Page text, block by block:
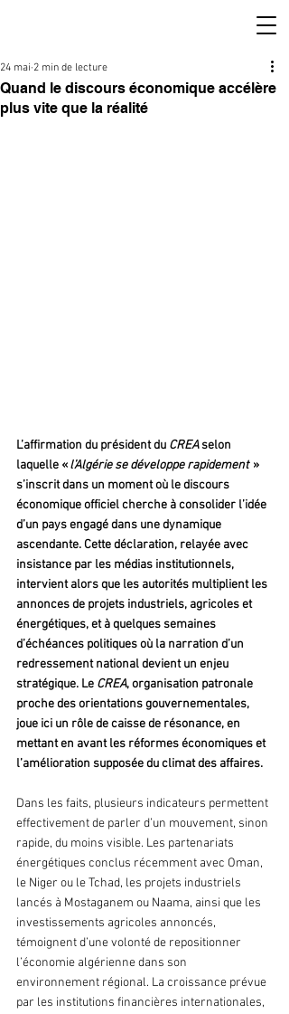
Quand le discours économique accélère
plus vite que la réalité
24 mai 2 min de lecture
L’affirmation du président du CREA selon
laquelle « l’Algérie se développe rapidement »
s’inscrit dans un moment où le discours
économique officiel cherche à consolider l’idée
d’un pays engagé dans une dynamique
ascendante. Cette déclaration, relayée avec
insistance par les médias institutionnels,
intervient alors que les autorités multiplient les
annonces de projets industriels, agricoles et
énergétiques, et à quelques semaines
d’échéances politiques où la narration d’un
redressement national devient un enjeu
stratégique. Le CREA, organisation patronale
proche des orientations gouvernementales,
joue ici un rôle de caisse de résonance, en
mettant en avant les réformes économiques et
l’amélioration supposée du climat des affaires.
Dans les faits, plusieurs indicateurs permettent
effectivement de parler d’un mouvement, sinon
rapide, du moins visible. Les partenariats
énergétiques conclus récemment avec Oman,
le Niger ou le Tchad, les projets industriels
lancés à Mostaganem ou Naama, ainsi que les
investissements agricoles annoncés,
témoignent d’une volonté de repositionner
l’économie algérienne dans son
environnement régional. La croissance prévue
par les institutions financières internationales,